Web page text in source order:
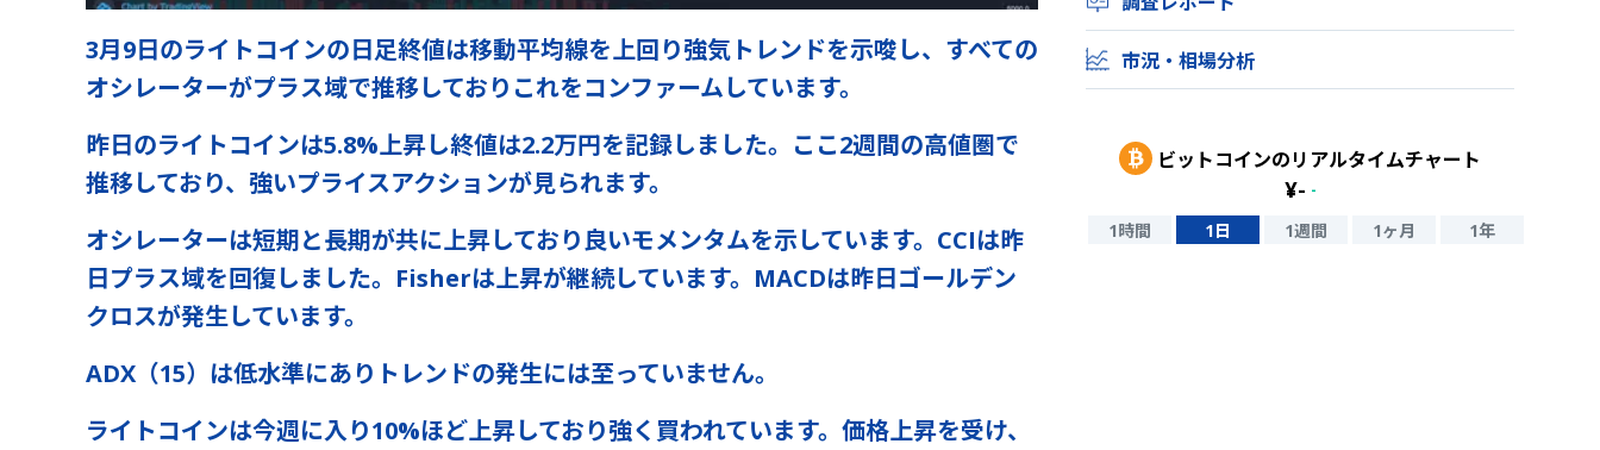
3月9日のライトコインの日足終値は移動平均線を上回り強気トレンドを示唆し、すべての
オシレーターがプラス域で推移しておりこれをコンファームしています。
昨日のライトコインは5.8%上昇し終値は2.2万円を記録しました。ここ2週間の高値圏で
推移しており、強いプライスアクションが見られます。
オシレーターは短期と長期が共に上昇しており良いモメンタムを示しています。CCIは昨
日プラス域を回復しました。Fisherは上昇が継続しています。MACDは昨日ゴールデン
クロスが発生しています。
ADX（15）は低水準にありトレンドの発生には至っていません。
ライトコインは今週に入り10%ほど上昇しており強く買われています。価格上昇を受け、
市況・相場分析
ビットコインのリアルタイムチャート
¥- -
1時間 1日 1週間 1ヶ月 1年